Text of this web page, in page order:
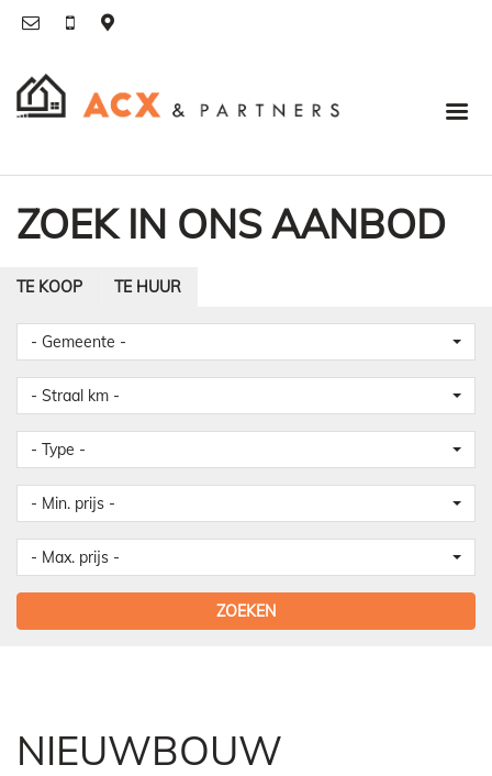
ZOEK IN ONS AANBOD
- Gemeente -
- Straal km -
- Type -
- Min. prijs -
- Max. prijs -
ZOEKEN
TE KOOP TE HUUR
NIEUWBOUW